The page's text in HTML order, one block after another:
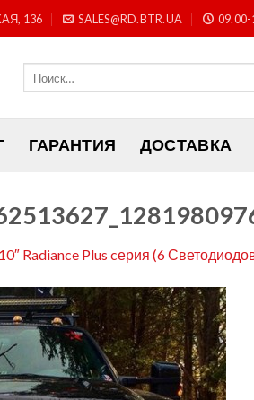
136 SALES@RD.BTR.UA 09.00-
ГАРАНТИЯ ДОСТАВКА
10″ Radiance Plus cерия (6